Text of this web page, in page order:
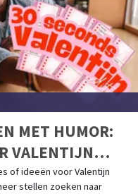
MET HUMOR:
VALENTIJN
of ideeën voor Valentijn
stellen zoeken naar